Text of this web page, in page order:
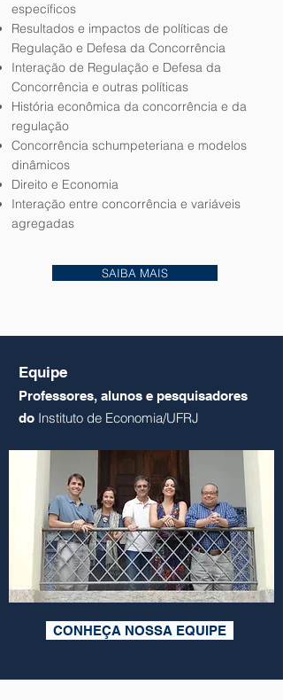
específicos
Resultados e impactos de políticas de
Regulação e Defesa da Concorrência
Interação de Regulação e Defesa da
Concorrência e outras políticas
História econômica da concorrência e da
regulação
Concorrência schumpeteriana e modelos
dinâmicos
Direito e Economia
Interação entre concorrência e variáveis
agregadas
SAIBA MAIS
Equipe
Professores, alunos e pesquisadores
do Instituto de Economia/UFRJ
CONHEÇA NOSSA EQUIPE